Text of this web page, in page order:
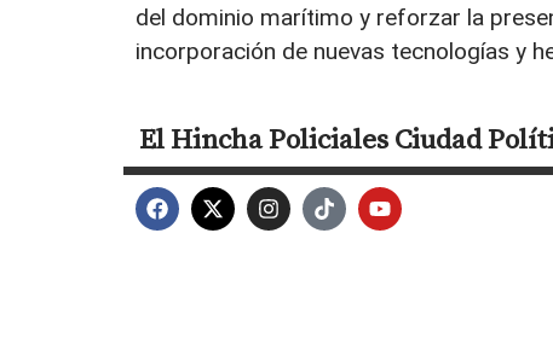
del dominio marítimo y reforzar la
incorporación de nuevas tecnologías y
El HinchaPolicialesCiudad